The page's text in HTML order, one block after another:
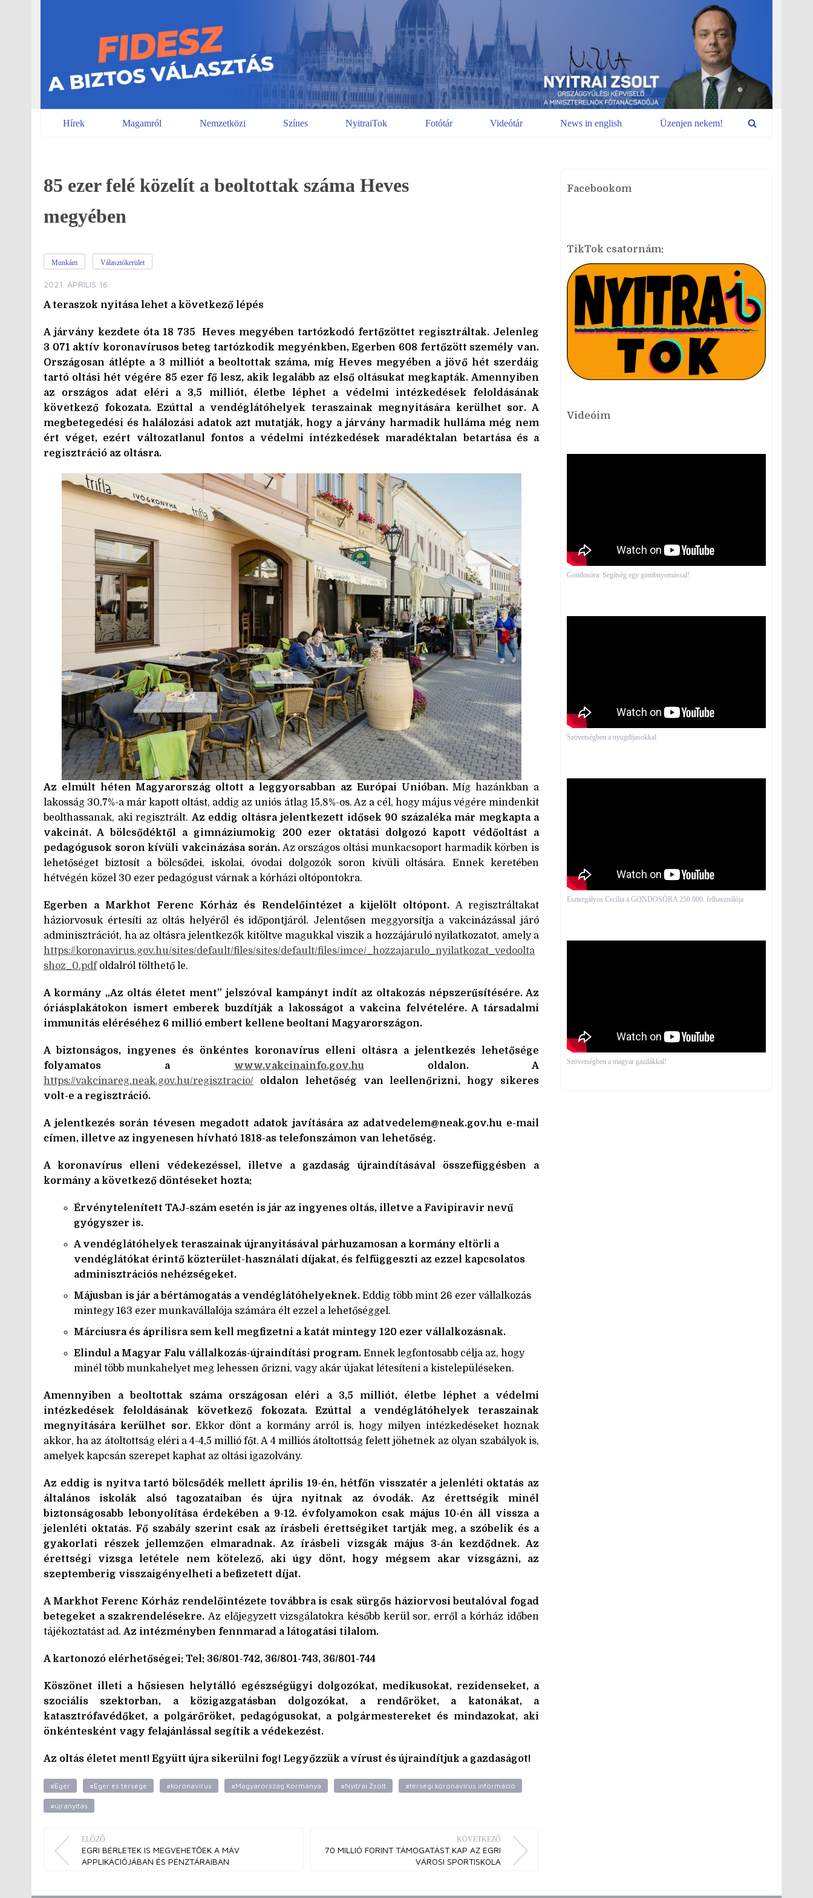
Hírek Magamról Nemzetközi Színes NyitraiTok Fotótár Videótár News in english Üzenjen nekem!
85 ezer felé közelít a beoltottak száma Heves
megyében
Munkám Választókerület
2021. ÁPRILIS 16.
A teraszok nyitása lehet a következő lépés
A járvány kezdete óta 18 735 Heves megyében tartózkodó fertőzöttet regisztráltak. Jelenleg
3 071 aktív koronavírusos beteg tartózkodik megyénkben, Egerben 608 fertőzött személy van.
Országosan átlépte a 3 milliót a beoltottak száma, míg Heves megyében a jövő hét szerdáig
tartó oltási hét végére 85 ezer fő lesz, akik legalább az első oltásukat megkapták. Amennyiben
az országos adat eléri a 3,5 milliót, életbe léphet a védelmi intézkedések feloldásának
következő fokozata. Ezúttal a vendéglátóhelyek teraszainak megnyitására kerülhet sor. A
megbetegedési és halálozási adatok azt mutatják, hogy a járvány harmadik hulláma még nem
ért véget, ezért változatlanul fontos a védelmi intézkedések maradéktalan betartása és a
regisztráció az oltásra.
Az elmúlt héten Magyarország oltott a leggyorsabban az Európai Unióban.Míg hazánkban a
lakosság 30,7%-a már kapott oltást, addig az uniós átlag 15,8%-os. Az a cél, hogy május végére mindenkit
beolthassanak, aki regisztrált. Az eddig oltásra jelentkezett idősek 90 százaléka már megkapta a
vakcinát. A bölcsődéktől a gimnáziumokig 200 ezer oktatási dolgozó kapott védőoltást a
pedagógusok soron kívüli vakcinázása során.Az országos oltási munkacsoport harmadik körben is
lehetőséget biztosít a bölcsődei, iskolai, óvodai dolgozók soron kívüli oltására. Ennek keretében
hétvégén közel 30 ezer pedagógust várnak a kórházi oltópontokra.
Egerben a Markhot Ferenc Kórház és Rendelőintézet a kijelölt oltópont. A regisztráltakat
háziorvosuk értesíti az oltás helyéről és időpontjáról. Jelentősen meggyorsítja a vakcinázással járó
adminisztrációt, ha az oltásra jelentkezők kitöltve magukkal viszik a hozzájáruló nyilatkozatot, amely a
https://koronavirus.gov.hu/sites/default/files/sites/default/files/imce/_hozzajarulo_nyilatkozat_vedoolta
shoz_0.pdfoldalról tölthető le.
A kormány „Az oltás életet ment” jelszóval kampányt indít az oltakozás népszerűsítésére. Az
óriásplakátokon ismert emberek buzdítják a lakosságot a vakcina felvételére. A társadalmi
immunitás eléréséhez 6 millió embert kellene beoltani Magyarországon.
A biztonságos, ingyenes és önkéntes koronavírus elleni oltásra a jelentkezés lehetősége
folyamatos a www.vakcinainfo.gov.hu oldalon. A
https://vakcinareg.neak.gov.hu/regisztracio/
oldalon lehetőség van leellenőrizni, hogy sikeres
volt-e a regisztráció.
A jelentkezés során tévesen megadott adatok javítására az adatvedelem@neak.gov.hu e-mail
címen, illetve az ingyenesen hívható 1818-as telefonszámon van lehetőség.
A koronavírus elleni védekezéssel, illetve a gazdaság újraindításával összefüggésben a
kormány a következő döntéseket hozta:
Érvénytelenített TAJ-szám esetén is jár az ingyenes oltás, illetve a Favipiravir nevű
gyógyszer is.
A vendéglátóhelyek teraszainak újranyitásával párhuzamosan a kormány eltörli a
vendéglátókat érintő közterület-használati díjakat, és felfüggeszti az ezzel kapcsolatos
adminisztrációs nehézségeket.
Májusban is jár a bértámogatás a vendéglátóhelyeknek. Eddig több mint 26 ezer vállalkozás
mintegy 163 ezer munkavállalója számára élt ezzel a lehetőséggel.
Márciusra és áprilisra sem kell megfizetni a katát mintegy 120 ezer vállalkozásnak.
Elindul a Magyar Falu vállalkozás-újraindítási program. Ennek legfontosabb célja az, hogy
minél több munkahelyet meg lehessen őrizni, vagy akár újakat létesíteni a kistelepüléseken.
Amennyiben a beoltottak száma országosan eléri a 3,5 milliót, életbe léphet a védelmi
intézkedések feloldásának következő fokozata.Ezúttal a vendéglátóhelyek teraszainak
megnyitására kerülhet sor.Ekkor dönt a kormány arról is, hogy milyen intézkedéseket hoznak
akkor, ha az átoltottság eléri a 4-4,5 millió főt. A 4 milliós átoltottság felett jöhetnek az olyan szabályok is,
amelyek kapcsán szerepet kaphat az oltási igazolvány.
Az eddig is nyitva tartó bölcsődék mellett április 19-én, hétfőn visszatér a jelenléti oktatás az
általános iskolák alsó tagozataiban és újra nyitnak az óvodák. Az érettségik minél
biztonságosabb lebonyolítása érdekében a 9-12. évfolyamokon csak május 10-én áll vissza a
jelenléti oktatás. Fő szabály szerint csak az írásbeli érettségiket tartják meg, a szóbelik és a
gyakorlati részek jellemzően elmaradnak. Az írásbeli vizsgák május 3-án kezdődnek. Az
érettségi vizsga letétele nem kötelező, aki úgy dönt, hogy mégsem akar vizsgázni, az
szeptemberig visszaigényelheti a befizetett díjat.
A Markhot Ferenc Kórház rendelőintézete továbbra is csak sürgős háziorvosi beutalóval fogad
betegeket a szakrendelésekre. Az előjegyzett vizsgálatokra később kerül sor, erről a kórház időben
tájékoztatást ad. Az intézményben fennmarad a látogatási tilalom.
A kartonozó elérhetőségei: Tel: 36/801-742, 36/801-743, 36/801-744
Köszönet illeti a hősiesen helytálló egészségügyi dolgozókat, medikusokat, rezidenseket, a
szociális szektorban, a közigazgatásban dolgozókat, a rendőröket, a katonákat, a
katasztrófavédőket, a polgárőröket, pedagógusokat, a polgármestereket és mindazokat, aki
önkéntesként vagy felajánlással segítik a védekezést.
Az oltás életet ment! Együtt újra sikerülni fog! Legyőzzük a vírust és újraindítjuk a gazdaságot!
#Eger #Eger és térsége #koronavírus #Magyarország Kormánya #Nyitrai Zsolt #térségi koronavírus információ
#újranyitás
ELŐZŐ
EGRI BÉRLETEK IS MEGVEHETŐEK A MÁV
APPLIKÁCIÓJÁBAN ÉS PÉNZTÁRAIBAN
KÖVETKEZŐ
70 MILLIÓ FORINT TÁMOGATÁST KAP AZ EGRI
VÁROSI SPORTISKOLA
Facebookom
TikTok csatornám:
Videóim
Gondosóra: Segítség egy gombnyomással!
Szövetségben a nyugdíjasokkal
Esztergályos Cecília a GONDOSÓRA 250 000. felhasználója
Szövetségben a magyar gazdákkal!